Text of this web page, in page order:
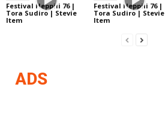
Festival Heppiii 76 |
Tora Sudiro | Stevie
Item
Festival Heppiii 76 |
Tora Sudiro | Stevie
Item
ADS